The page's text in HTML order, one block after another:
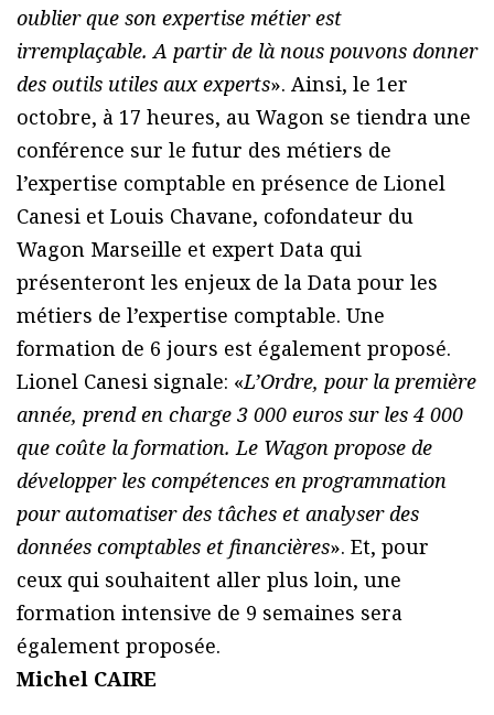
oublier que son expertise métier est
irremplaçable. A partir de là nous pouvons donner
des outils utiles aux experts». Ainsi, le 1er
octobre, à 17 heures, au Wagon se tiendra une
conférence sur le futur des métiers de
l’expertise comptable en présence de Lionel
Canesi et Louis Chavane, cofondateur du
Wagon Marseille et expert Data qui
présenteront les enjeux de la Data pour les
métiers de l’expertise comptable. Une
formation de 6 jours est également proposé.
Lionel Canesi signale: «L’Ordre, pour la première
année, prend en charge 3 000 euros sur les 4 000
que coûte la formation. Le Wagon propose de
développer les compétences en programmation
pour automatiser des tâches et analyser des
données comptables et financières». Et, pour
ceux qui souhaitent aller plus loin, une
formation intensive de 9 semaines sera
également proposée.
Michel CAIRE